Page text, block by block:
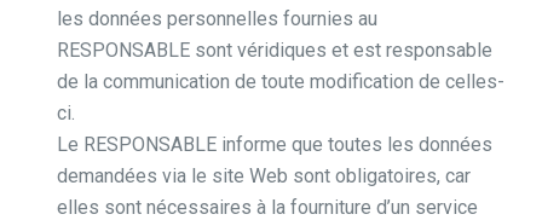
les données personnelles fournies au
RESPONSABLE sont véridiques et est responsable
de la communication de toute modification de celles-
ci.
Le RESPONSABLE informe que toutes les données
demandées via le site Web sont obligatoires, car
elles sont nécessaires à la fourniture d’un service